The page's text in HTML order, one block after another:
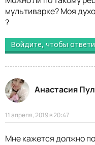
мультиварке? Моя
?
Войдите, чтобы
Анастасия
11 апреля, 2019 в 20:47
Мне кажется должно